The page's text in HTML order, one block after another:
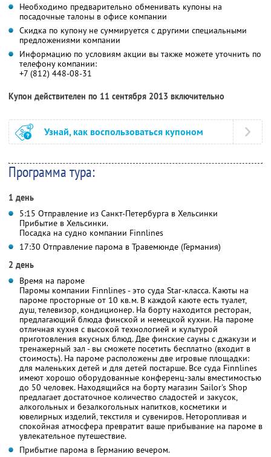
Необходимо предварительно обменивать купоны на
посадочные талоны в офисе компании
Скидка по купону не суммируется с другими специальными
предложениями компании
Информацию по условиям акции вы также можете уточнить по
телефону компании:
+7 (812) 448-08-31
Купон действителен по 11 сентября 2013 включительно
Узнай, как воспользоваться купоном
Программа тура:
1 день
5:15 Отправление из Санкт-Петербурга в Хельсинки
Прибытие в Хельсинки.
Посадка на судно компании Finnlines
17:30 Отправление парома в Травемюнде (Германия)
2 день
Время на пароме
Паромы компании Finnlines - это суда Star-класса. Каюты на
пароме просторные от 10 кв.м. В каждой каюте есть туалет,
душ, телевизор, кондиционер. На борту находится ресторан,
предлагающий блюда финской и немецкой кухни. На пароме
отличная кухня с высокой технологией и культурой
приготовления вкусных блюд. Две финские сауны с джакузи и
тренажерный зал - вы сможете посетить бесплатно (входит в
стоимость). На пароме расположены две игровые площадки:
для маленьких детей и для детей постарше. Все суда Finnlines
имеют хорошо оборудованные конференц-залы вместимостью
до 50 человек. Находящийся на борту магазин Sailor's Shop
предлагает достаточное количество сладостей и закусок,
алкогольных и безалкогольных напитков, косметики и
ювелирных изделий, текстиля и сувениров. Неторопливая и
спокойная атмосфера превратит ваше прибывание на пароме в
увлекательное путешествие.
Прибытие парома в Германию вечером.